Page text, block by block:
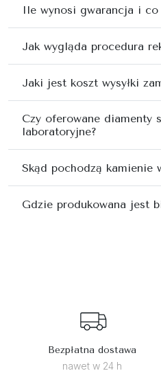
Ile wynosi gwarancja i co
Jak wygląda procedura
Jaki jest koszt wysyłki
Czy oferowane diamenty
laboratoryjne?
Skąd pochodzą kamienie
Gdzie produkowana jest
Bezpłatna dostawa
nawet w 24 h